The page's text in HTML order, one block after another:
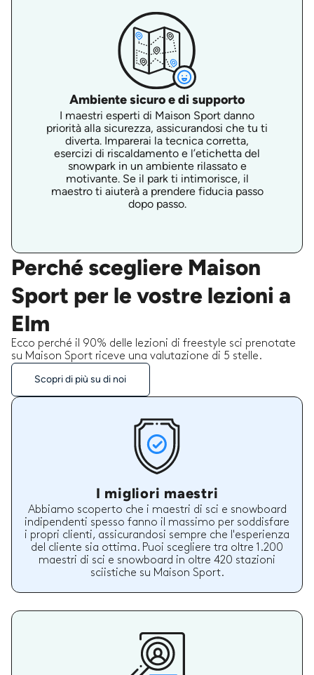
Ambiente sicuro e di supporto
I maestri esperti di Maison Sport danno
priorità alla sicurezza, assicurandosi che tu ti
diverta. Imparerai la tecnica corretta,
esercizi di riscaldamento e l’etichetta del
snowpark in un ambiente rilassato e
motivante. Se il park ti intimorisce, il
maestro ti aiuterà a prendere fiducia passo
dopo passo.
Perché scegliere Maison
Sport per le vostre lezioni a
Elm
Ecco perché il 90% delle lezioni di freestyle sci prenotate
su Maison Sport riceve una valutazione di 5 stelle.
Scopri di più su di noi
I migliori maestri
Abbiamo scoperto che i maestri di sci e snowboard
indipendenti spesso fanno il massimo per soddisfare
i propri clienti, assicurandosi sempre che l'esperienza
del cliente sia ottima. Puoi scegliere tra oltre 1.200
maestri di sci e snowboard in oltre 420 stazioni
sciistiche su Maison Sport.